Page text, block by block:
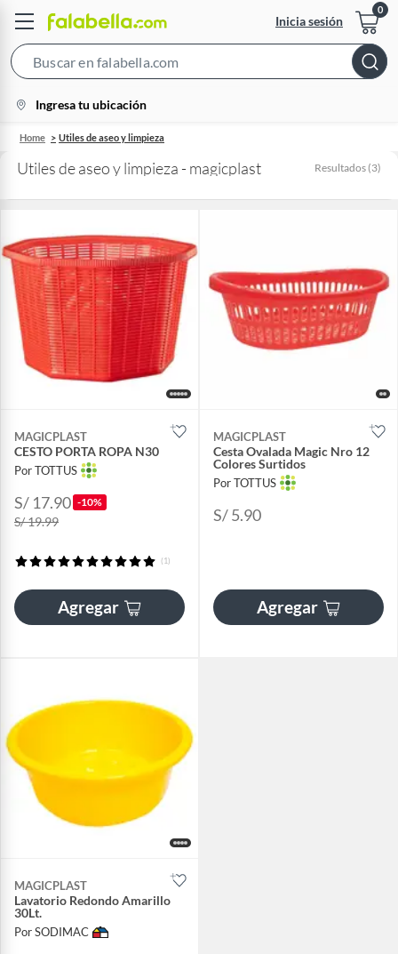
Inicia sesión
Bar
location-
icon
Ingresa tu ubicación
Home Utiles de aseo y limpieza
Utiles de aseo y limpieza - magicplast Resultados (3)
MAGICPLAST
CESTO PORTA ROPA N30
Por TOTTUS
S/ 17.90 -10%
S/ 19.99
(1)
Agregar
MAGICPLAST
Cesta Ovalada Magic Nro 12
Colores Surtidos
Por TOTTUS
S/ 5.90
Agregar
MAGICPLAST
Lavatorio Redondo Amarillo
30Lt.
Por SODIMAC